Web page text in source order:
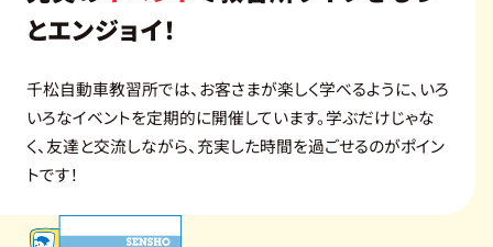
とエンジョイ！
千松自動車教習所では、お客さまが楽しく学べるように、いろ
いろなイベントを定期的に開催しています。学ぶだけじゃな
く、友達と交流しながら、充実した時間を過ごせるのがポイン
トです！